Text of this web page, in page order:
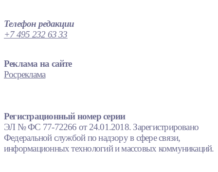
Телефон редакции
+7 495 232 63 33
Реклама на сайте
Росреклама
Регистрационный номер серии
ЭЛ № ФС 77-72266 от 24.01.2018. Зарегистрировано
Федеральной службой по надзору в сфере связи,
информационных технологий и массовых коммуникаций.